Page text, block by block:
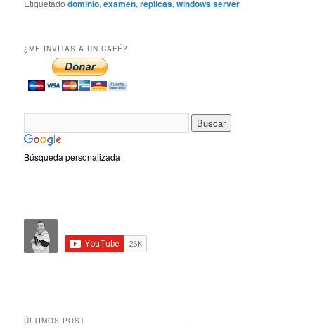
Etiquetado dominio,examen,replicas,windows server
¿ME INVITAS A UN CAFÉ?
Búsqueda personalizada
ÚLTIMOS POST